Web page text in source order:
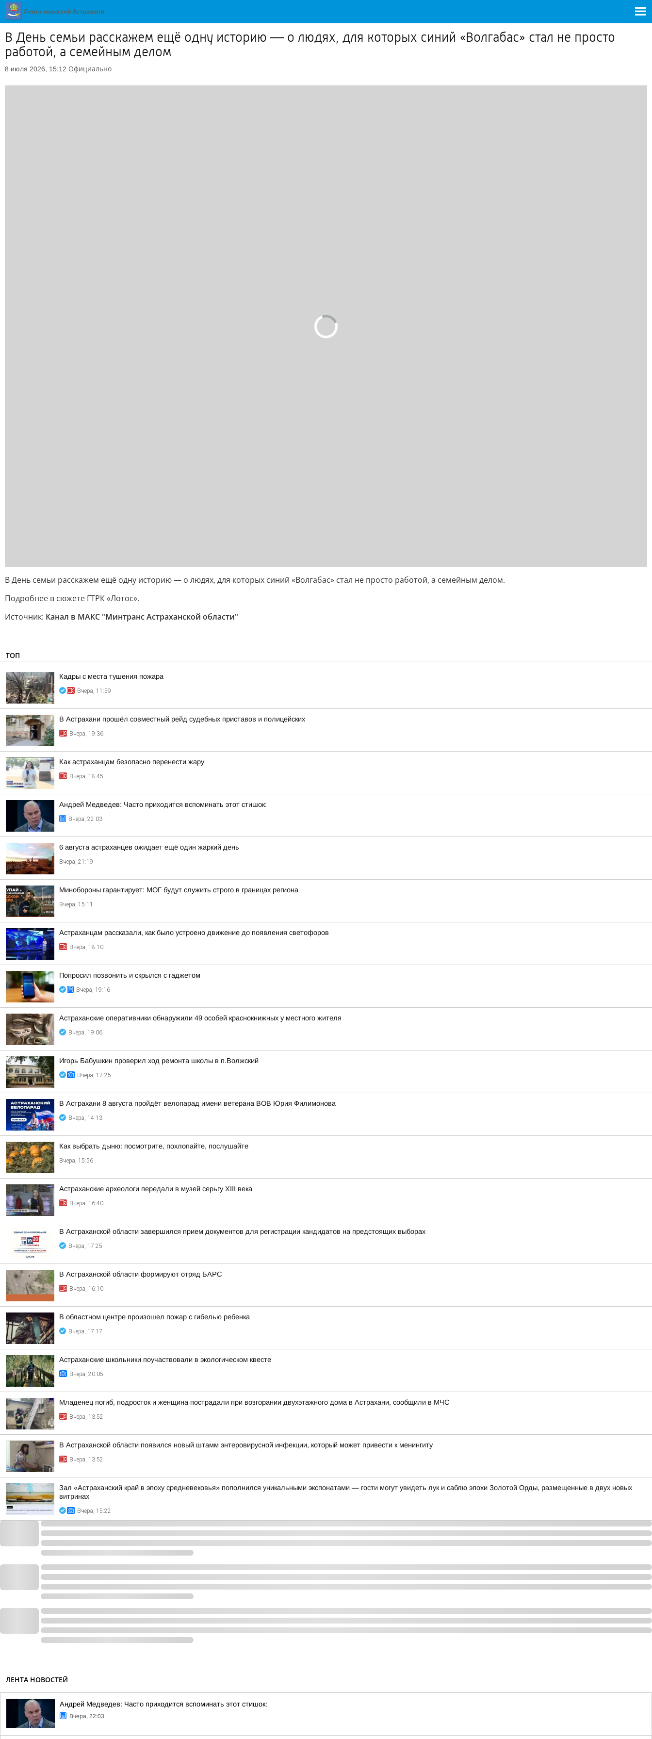
В День семьи расскажем ещё одну историю — о людях, для которых синий «Волгабас» стал не просто
работой, а семейным делом
8 июля 2026, 15:12 Официально
В День семьи расскажем ещё одну историю — о людях, для которых синий «Волгабас» стал не просто работой, а семейным делом.
Подробнее в сюжете ГТРК «Лотос».
Источник: Канал в МАКС "Минтранс Астраханской области"
ТОП
Кадры с места тушения пожара
Вчера, 11:59
В Астрахани прошёл совместный рейд судебных приставов и полицейских
Вчера, 19:36
Как астраханцам безопасно перенести жару
Вчера, 18:45
Андрей Медведев: Часто приходится вспоминать этот стишок:
Вчера, 22:03
6 августа астраханцев ожидает ещё один жаркий день
Вчера, 21:19
Минобороны гарантирует: МОГ будут служить строго в границах региона
Вчера, 15:11
Астраханцам рассказали, как было устроено движение до появления светофоров
Вчера, 18:10
Попросил позвонить и скрылся с гаджетом
Вчера, 19:16
Астраханские оперативники обнаружили 49 особей краснокнижных у местного жителя
Вчера, 19:06
Игорь Бабушкин проверил ход ремонта школы в п.Волжский
Вчера, 17:25
В Астрахани 8 августа пройдёт велопарад имени ветерана ВОВ Юрия Филимонова
Вчера, 14:13
Как выбрать дыню: посмотрите, похлопайте, послушайте
Вчера, 15:56
Астраханские археологи передали в музей серьгу XIII века
Вчера, 16:40
В Астраханской области завершился прием документов для регистрации кандидатов на предстоящих выборах
Вчера, 17:25
В Астраханской области формируют отряд БАРС
Вчера, 16:10
В областном центре произошел пожар с гибелью ребенка
Вчера, 17:17
Астраханские школьники поучаствовали в экологическом квесте
Вчера, 20:05
Младенец погиб, подросток и женщина пострадали при возгорании двухэтажного дома в Астрахани, сообщили в МЧС
Вчера, 13:52
В Астраханской области появился новый штамм энтеровирусной инфекции, который может привести к менингиту
Вчера, 13:52
Зал «Астраханский край в эпоху средневековья» пополнился уникальными экспонатами — гости могут увидеть лук и саблю эпохи Золотой Орды, размещенные в двух новых
витринах
Вчера, 15:22
ЛЕНТА НОВОСТЕЙ
Андрей Медведев: Часто приходится вспоминать этот стишок:
Вчера, 22:03